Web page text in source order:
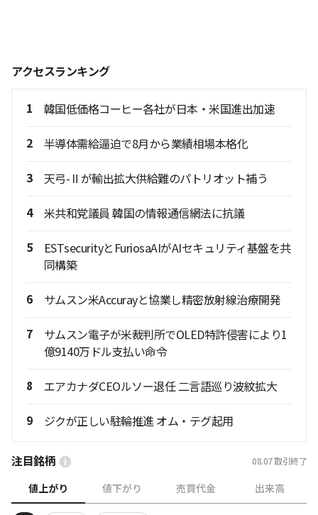
アクセスランキング
1 韓国低価格コーヒー各社が日本・米国進出加速
2 半導体需給逼迫で8月から業績相場本格化
3 天弓-Ⅱが輸出拡大供給難のパトリオット補う
4 米共和党議員 韓国の情報通信網法に抗議
5
ESTsecurityとFuriosaAIがAIセキュリティ基盤を共
同構築
6 サムスン米Accurayと協業し精密放射線治療開発
7
サムスン電子が米裁判所でOLED特許侵害により1
億9140万ドル支払い命令
8 エアカナダCEOルソー退任 二言語巡り波紋拡大
9 ジクが正しい駐輪推進 オム・テグ起用
注目銘柄 08.07取引終了
値上がり 値下がり 売買代金 出来高